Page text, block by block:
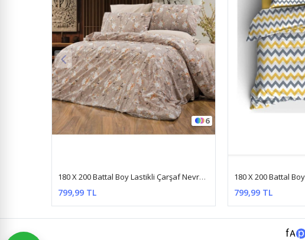
2
180 X 200 Battal Boy Lastikli Çarşaf Nevresim Takımı Sarı Zikzak
799,99 TL 799,99 TL